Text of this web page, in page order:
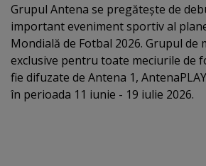
Grupul Antena se pregăteşte de
important eveniment sportiv al
Mondială de Fotbal 2026. Grupul de
exclusive pentru toate meciurile de
fie difuzate de Antena 1,
în perioada 11 iunie - 19 iulie 2026.